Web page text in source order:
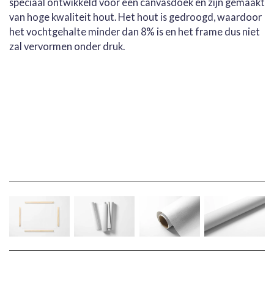
speciaal ontwikkeld voor een canvasdoek en zijn gemaakt
van hoge kwaliteit hout. Het hout is gedroogd, waardoor
het vochtgehalte minder dan 8% is en het frame dus niet
zal vervormen onder druk.